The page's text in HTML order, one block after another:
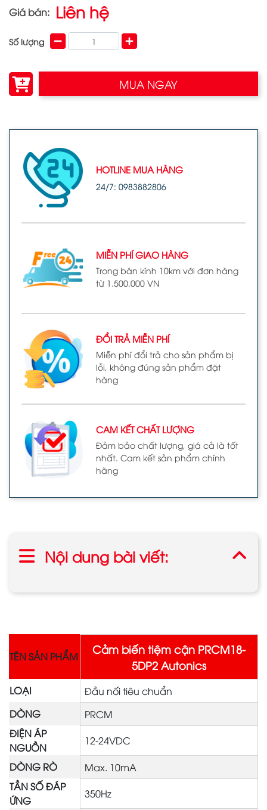
Giá bán: Liên hệ
Số lượng
MUA NGAY
HOTLINE MUA HÀNG
24/7: 0983882806
MIỄN PHÍ GIAO HÀNG
Trong bán kính 10km với đơn hàng
từ 1.500.000 VN
ĐỔI TRẢ MIỄN PHÍ
Miễn phí đổi trả cho sản phẩm bị
lỗi, không đúng sản phẩm đặt
hàng
CAM KẾT CHẤT LƯỢNG
Đảm bảo chất lượng, giá cả là tốt
nhất. Cam kết sản phẩm chính
hãng
Nội dung bài viết:
TÊN SẢN PHẨM
Cảm biến tiệm cận PRCM18-
5DP2 Autonics
LOẠI
Đầu nối tiêu chuẩn
DÒNG
PRCM
ĐIỆN ÁP
NGUỒN
12-24VDC
DÒNG RÒ
Max. 10mA
TẦN SỐ ĐÁP
ỨNG
350Hz